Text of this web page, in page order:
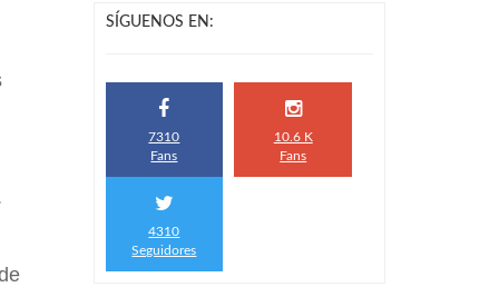
SÍGUENOS EN:
7310
Fans
10.6 K
Fans
4310
Seguidores